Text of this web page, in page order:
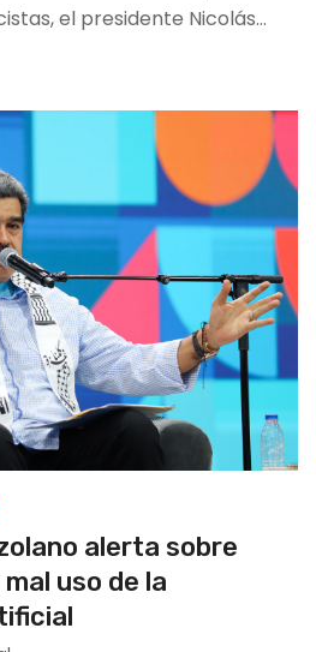
el presidente Nicolás…
alerta sobre
uso de la